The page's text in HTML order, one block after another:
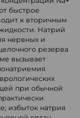
быстрое
к вторичным
Натрий
нервных и
резерва
вызывает
при обычной
избыток натрия